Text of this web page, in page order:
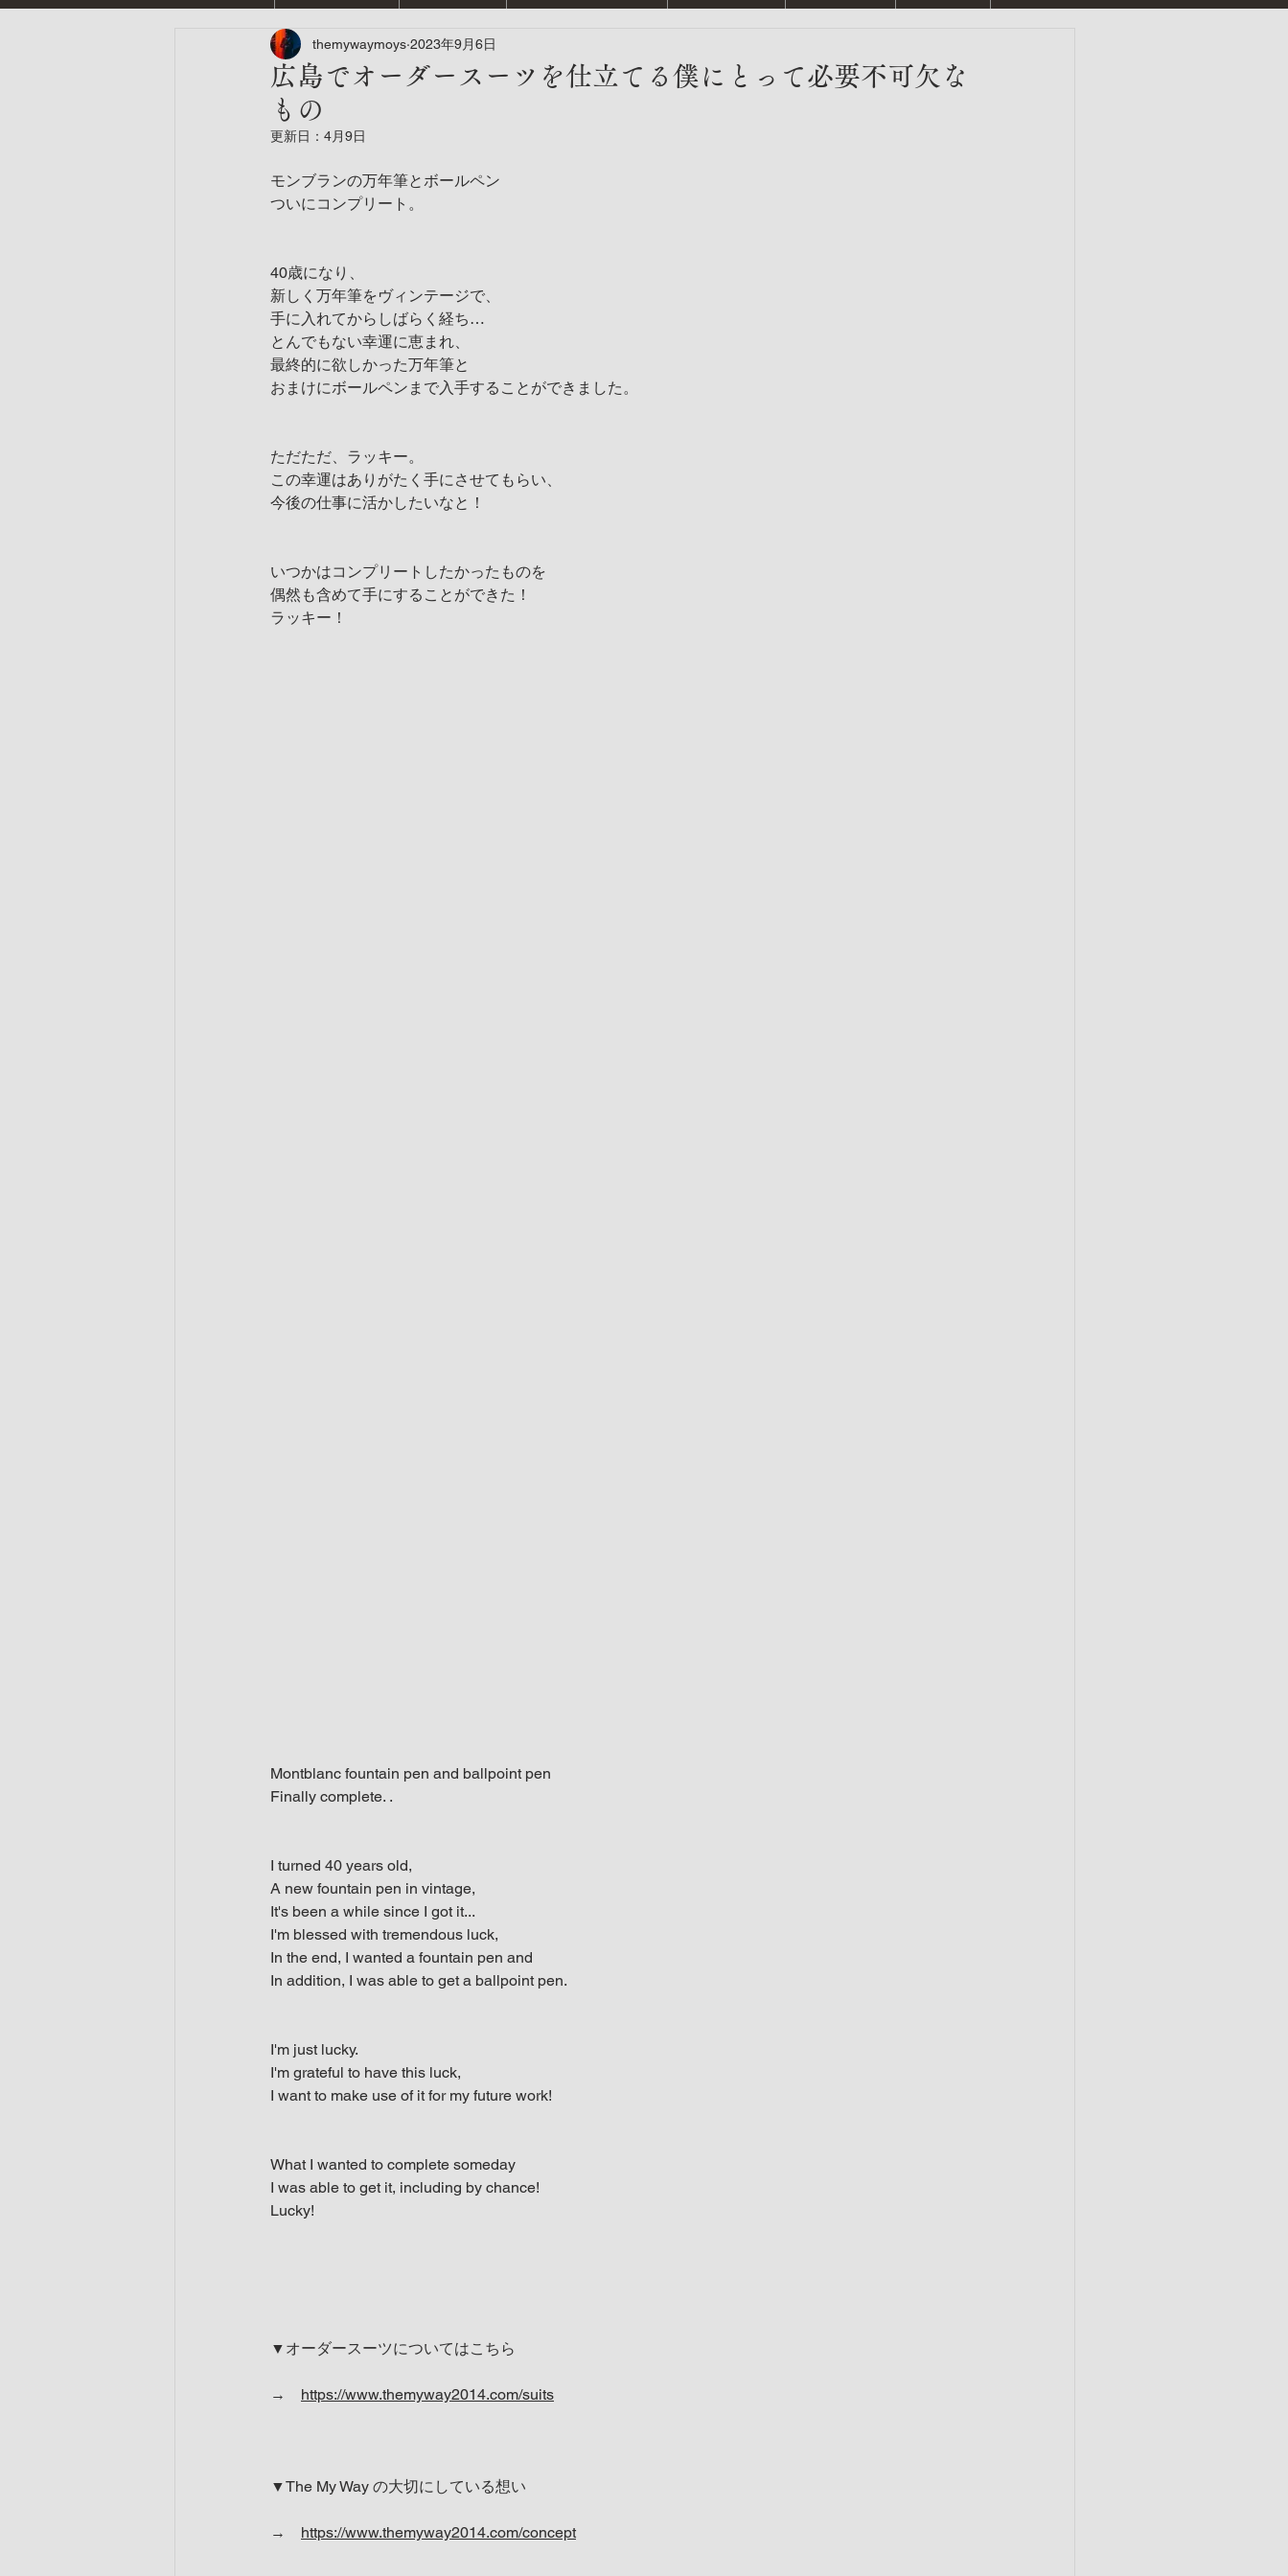
広島でオーダースーツを仕立てる僕にとって必要不可欠な
もの
themywaymoys 2023年9月6日
更新日： 4月9日
モンブランの万年筆とボールペン
ついにコンプリート。
40歳になり、
新しく万年筆をヴィンテージで、
手に入れてからしばらく経ち…
とんでもない幸運に恵まれ、
最終的に欲しかった万年筆と
おまけにボールペンまで入手することができました。
ただただ、ラッキー。
この幸運はありがたく手にさせてもらい、
今後の仕事に活かしたいなと！
いつかはコンプリートしたかったものを
偶然も含めて手にすることができた！
ラッキー！
Montblanc fountain pen and ballpoint pen
Finally complete. .
I turned 40 years old,
A new fountain pen in vintage,
It's been a while since I got it...
I'm blessed with tremendous luck,
In the end, I wanted a fountain pen and
In addition, I was able to get a ballpoint pen.
I'm just lucky.
I'm grateful to have this luck,
I want to make use of it for my future work!
What I wanted to complete someday
I was able to get it, including by chance!
Lucky!
▼オーダースーツについてはこちら
→ https://www.themyway2014.com/suits
▼The My Way の大切にしている想い
→ https://www.themyway2014.com/concept